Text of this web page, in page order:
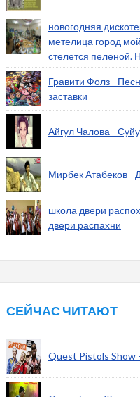
новогодняя
метелица город
стелется пеленой.
Гравити Фолз -
заставки
Айгул Чалова -
Мирбек Атабеков -
школа двери
двери распахни
СЕЙЧАС ЧИТАЮТ
Quest Pistols Show